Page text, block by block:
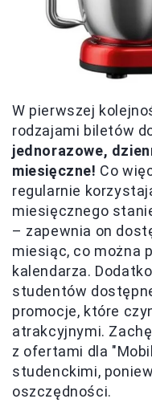
W pierwszej
rodzajami biletów
jednorazowe,
miesięczne! Co
regularnie
miesięcznego
– zapewnia on
miesiąc, co można
kalendarza.
studentów
promocje, które
atrakcyjnymi.
z ofertami dla
studenckimi,
oszczędności.